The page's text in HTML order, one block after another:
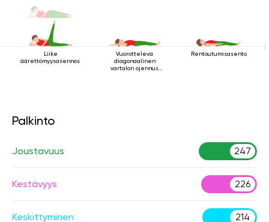
Liike
äärettömyysasennossa
Vuorotteleva
diagonaalinen
vartalon ojennus
Rentoutumisasento
Palkinto
Joustavuus 247
Kestävyys 226
Keskittyminen 214